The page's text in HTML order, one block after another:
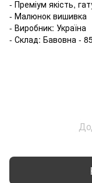
- Преміум якість,
- Малюнок вишивка
- Виробник: Україна
- Склад: Бавовна -